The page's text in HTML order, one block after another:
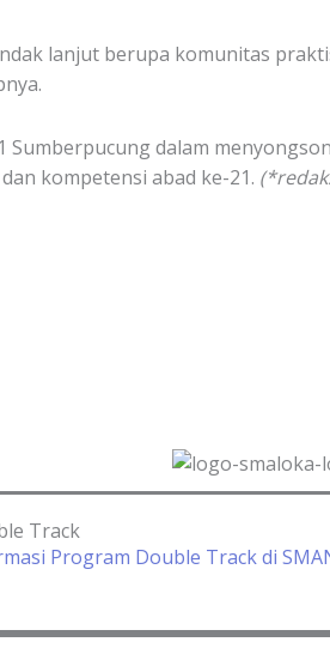
lanjut berupa komunitas
dalam
kompetensi abad ke-21.
Track
Program Double Track di